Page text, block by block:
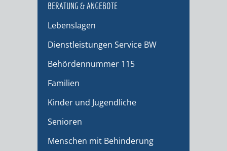
BERATUNG & ANGEBOTE
Lebenslagen
Dienstleistungen Service BW
Behördennummer 115
Familien
Kinder und Jugendliche
Senioren
Menschen mit Behinderung